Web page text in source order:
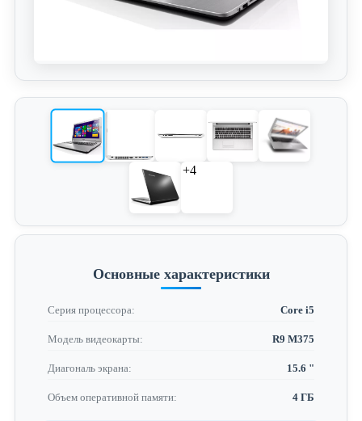
+4
Основные характеристики
Серия процессора: Core i5
Модель видеокарты: R9 M375
Диагональ экрана: 15.6 "
Объем оперативной памяти: 4 ГБ